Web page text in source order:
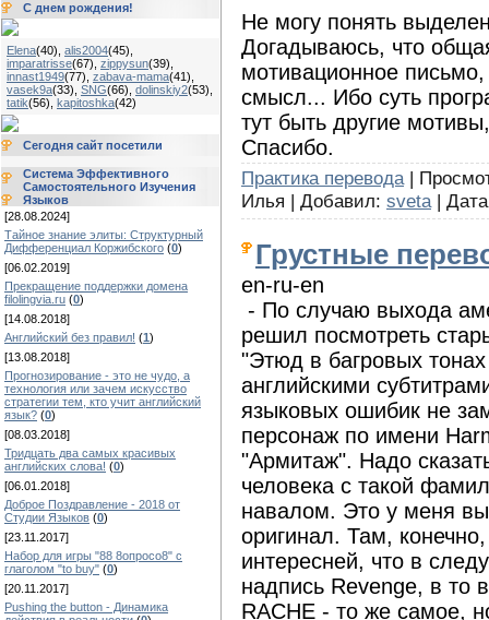
С днем рождения!
Elena(40) alis2004(45)
imparatrisse(67) zippysun(39)
innast1949(77) zabava-mama(41)
vasek9a(33) SNG(66) dolinskiy2(53)
tatik(56) kapitoshka(42)
Сегодня сайт посетили
Система Эффективного
Самостоятельного Изучения
Языков
[28.08.2024]
Тайное знание элиты: Структурный
Дифференциал Коржибского (0)
[06.02.2019]
Прекращение поддержки домена
filolingvia.ru (0)
[14.08.2018]
Английский без правил! (1)
[13.08.2018]
Прогнозирование - это не чудо, а
технология или зачем искусство
стратегии тем, кто учит английский
язык? (0)
[08.03.2018]
Тридцать два самых красивых
английских слова! (0)
[06.01.2018]
Доброе Поздравление - 2018 от
Студии Языков (0)
[23.11.2017]
Набор для игры "88 8опросо8" с
глаголом "to buy" (0)
[20.11.2017]
Pushing the button - Динамика
Не могу понять
Догадываюсь, что
мотивационное письмо,
смысл... Ибо суть
тут быть другие
Спасибо.
Практика перевода |
Илья | Добавил: sveta |
Грустные
en-ru-en
- По случаю выхода
решил посмотреть
"Этюд в багровых
английскими
языковых ошибик не
персонаж по имени
"Армитаж". Надо
человека с такой
навалом. Это у меня
оригинал. Там,
интересней, что в
надпись Revenge, в то
RACHE - то же самое,